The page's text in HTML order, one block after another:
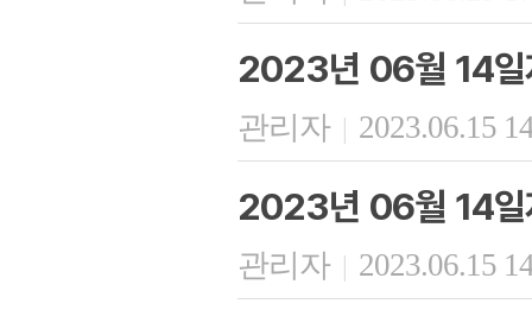
2023년 06월 14일
관리자 | 2023.06.15
2023년 06월 14일
관리자 | 2023.06.15